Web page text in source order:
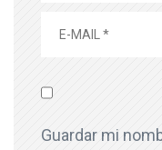
Guardar mi